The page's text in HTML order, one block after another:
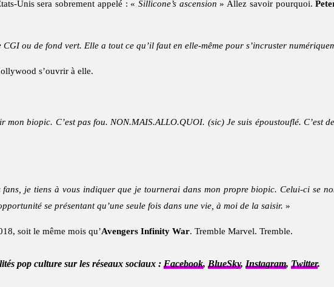
Unis sera sobrement appelé : «Sillicone’s ascension » Allez savoir pourquoi.
ou de fond vert. Elle a tout ce qu’il faut en elle-même pour s’incruster
s’ouvrir à elle.
biopic. C’est pas fou. NON.MAIS.ALLO.QUOI. (sic) Je suis époustouflé. C’est
je tiens à vous indiquer que je tournerai dans mon propre biopic. Celui-ci se
se présentant qu’une seule fois dans une vie, à moi de la saisir. »
soit le même mois qu’Avengers Infinity War. Tremble Marvel. Tremble.
pop culture sur les réseaux sociaux : Facebook, BlueSky, Instagram, Twitter.